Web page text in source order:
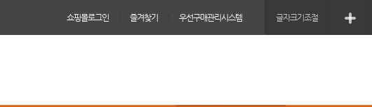
쇼핑몰로그인 즐겨찾기 우선구매관리시스템 글자크기조절